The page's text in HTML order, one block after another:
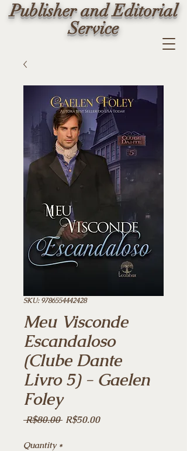
Publisher and Editorial
Service
SKU: 9786554442428
Meu Visconde
Escandaloso
(Clube Dante
Livro 5) - Gaelen
Foley
R$80.00 Regular
R$50.00Sale
Quantity *